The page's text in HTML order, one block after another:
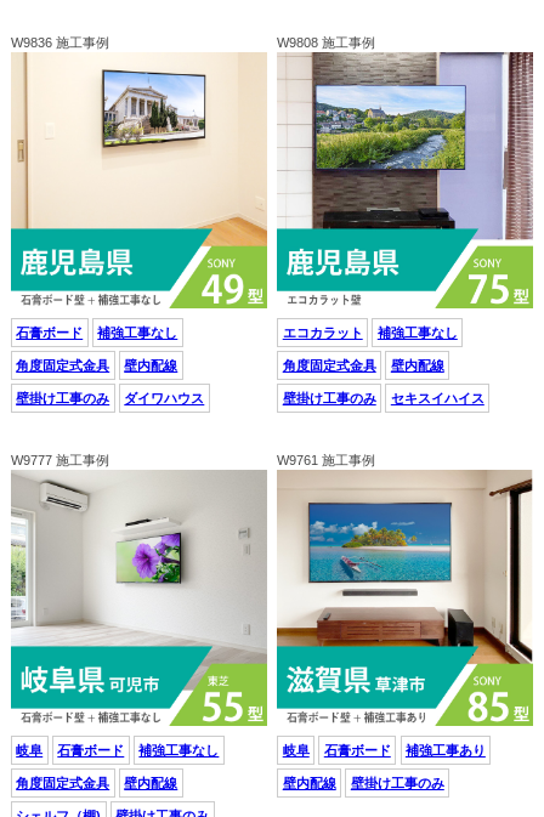
W9836 施工事例
石膏ボード 補強工事なし
角度固定式金具 壁内配線
壁掛け工事のみ ダイワハウス
W9808 施工事例
エコカラット 補強工事なし
角度固定式金具 壁内配線
壁掛け工事のみ セキスイハイス
W9777 施工事例
岐阜 石膏ボード 補強工事なし
角度固定式金具 壁内配線
W9761 施工事例
岐阜 石膏ボード 補強工事あり
壁内配線 壁掛け工事のみ